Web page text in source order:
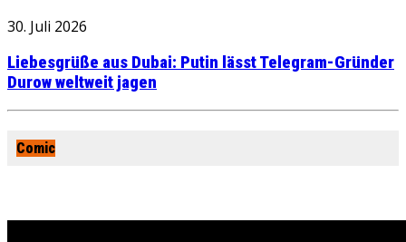
30. Juli 2026
Liebesgrüße aus Dubai: Putin lässt Telegram-Gründer
Durow weltweit jagen
Comic